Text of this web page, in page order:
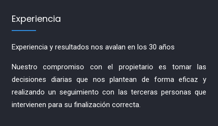
Experiencia
Experiencia y resultados nos avalan en los 30 años
Nuestro compromiso con el propietario es tomar las
decisiones diarias que nos plantean de forma eficaz y
realizando un seguimiento con las terceras personas que
intervienen para su finalización correcta.